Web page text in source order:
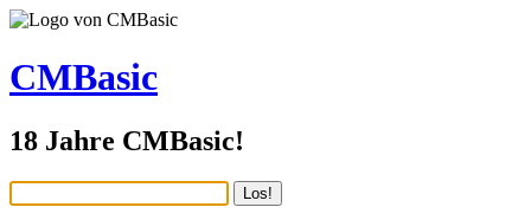
CMBasic
18 Jahre CMBasic!